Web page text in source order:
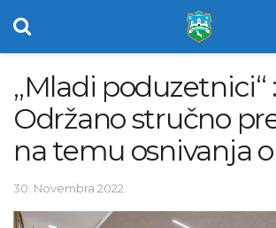
„Mladi poduzetnici“ :
Održano stručno
na temu osnivanja
30. Novembra 2022.